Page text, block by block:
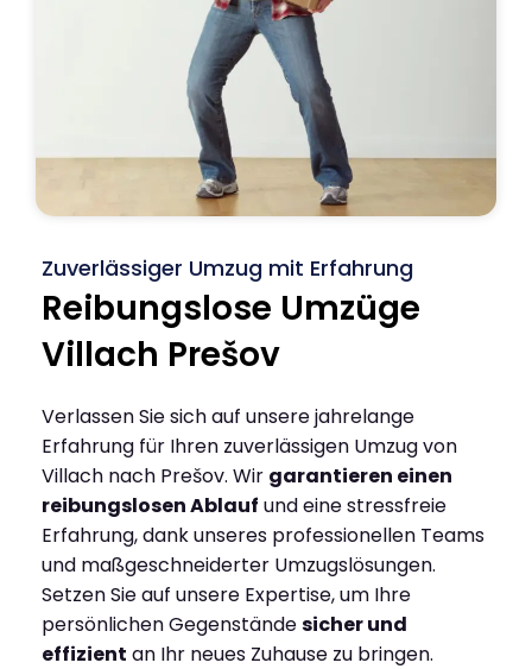
Zuverlässiger Umzug mit Erfahrung
Reibungslose Umzüge
Villach Prešov
Verlassen Sie sich auf unsere jahrelange
Erfahrung für Ihren zuverlässigen Umzug von
Villach nach Prešov. Wir garantieren einen
reibungslosen Ablauf und eine stressfreie
Erfahrung, dank unseres professionellen Teams
und maßgeschneiderter Umzugslösungen.
Setzen Sie auf unsere Expertise, um Ihre
persönlichen Gegenständesicher und
effizient an Ihr neues Zuhause zu bringen.